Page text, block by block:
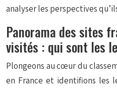
analyser les perspectives
Panorama des sites
visités : qui sont les
Plongeons au cœur du
en France et identifions les